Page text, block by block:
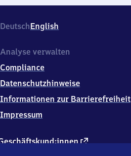
DeutschEnglish
externer
Analyse verwalten
Compliance
Datenschutzhinweise
Informationen zur Barrierefreiheit
Impressum